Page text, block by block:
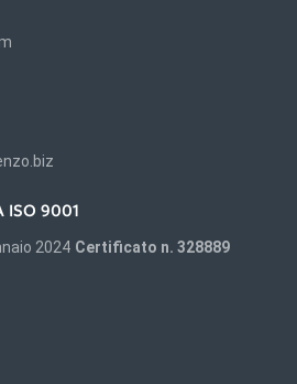
ISO 9001
2024 Certificato n. 328889